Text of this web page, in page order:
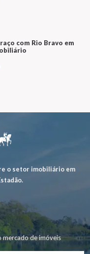
com Rio Bravo em
o setor imobiliário em
mercado de imóveis